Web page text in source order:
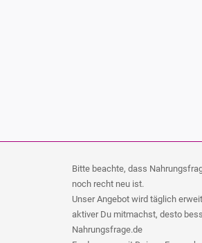
Bitte beachte, dass
noch recht neu ist.
Unser Angebot wird täglich
aktiver Du mitmachst, desto
Nahrungsfrage.de